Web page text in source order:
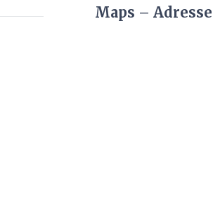
Maps – Adresse